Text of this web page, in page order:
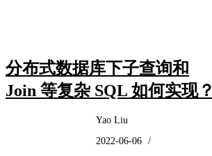
分布式数据库下子查询和
Join 等复杂 SQL 如何实现？
Yao Liu
2022-06-06 /